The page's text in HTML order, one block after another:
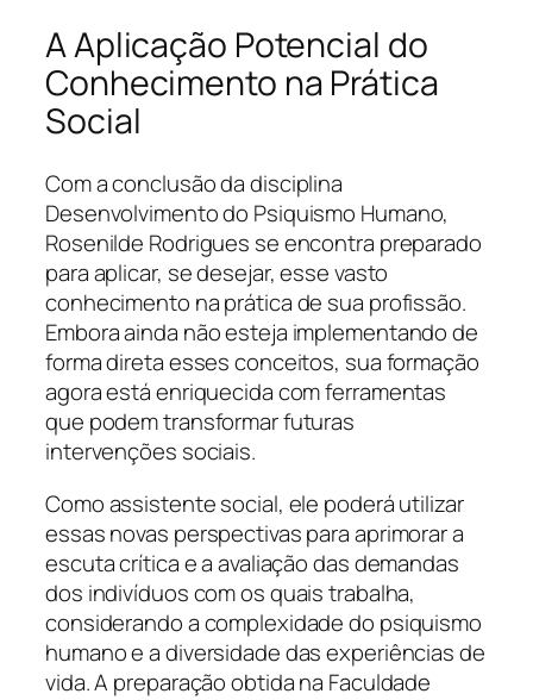
A Aplicação Potencial do
Conhecimento na Prática
Social
Com a conclusão da disciplina
Desenvolvimento do Psiquismo Humano,
Rosenilde Rodrigues se encontra preparado
para aplicar, se desejar, esse vasto
conhecimento na prática de sua profissão.
Embora ainda não esteja implementando de
forma direta esses conceitos, sua formação
agora está enriquecida com ferramentas
que podem transformar futuras
intervenções sociais.
Como assistente social, ele poderá utilizar
essas novas perspectivas para aprimorar a
escuta crítica e a avaliação das demandas
dos indivíduos com os quais trabalha,
considerando a complexidade do psiquismo
humano e a diversidade das experiências de
vida. A preparação obtida na Faculdade